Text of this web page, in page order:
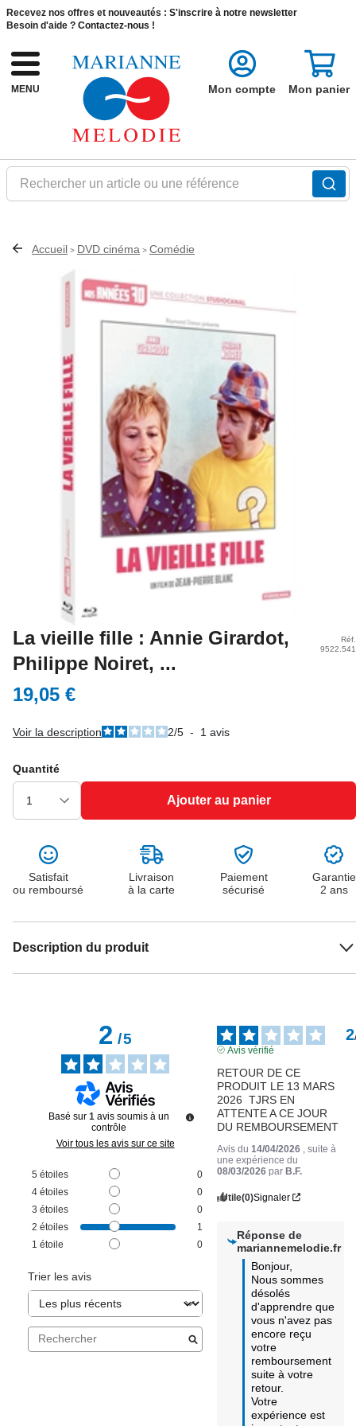
Recevez nos offres et nouveautés : S'inscrire à notre newsletter
Besoin d'aide ? Contactez-nous !
MENU
Rechercher un article ou une référence
Mon compte Mon panier
Accueil > DVD cinéma > Comédie
La vieille fille : Annie Girardot,
Philippe Noiret, ...
Réf.
9522.541
19,05 €
Voir la description 2/5 - 1 avis
Quantité
Ajouter au panier
Satisfait
ou remboursé
Livraison
à la carte
Paiement
sécurisé
Garantie
2 ans
Description du produit
2/5
Basé sur 1 avis soumis à un
contrôle
Voir tous les avis sur ce site
5 étoiles
0
4 étoiles
0
3 étoiles
0
2 étoiles
1
1 étoile 0
Trier les avis
2
Avis vérifié
RETOUR DE CE
PRODUIT LE 13 MARS
2026  TJRS EN
ATTENTE A CE JOUR
DU REMBOURSEMENT
Avis du 14/04/2026
, suite à
une expérience du
08/03/2026 parB.F.
Utile(0)Signaler
Réponse de
mariannemelodie.fr
Bonjour,
Nous sommes
désolés
d'apprendre que
vous n'avez pas
encore reçu
votre
remboursement
suite à votre
retour.
Votre
expérience est